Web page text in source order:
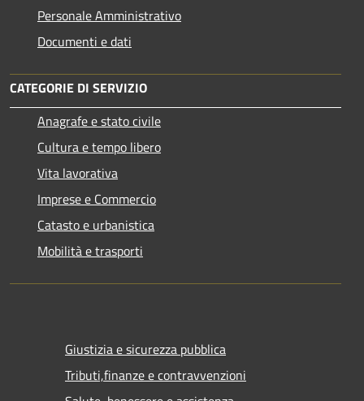
Personale Amministrativo
Documenti e dati
CATEGORIE DI SERVIZIO
Anagrafe e stato civile
Cultura e tempo libero
Vita lavorativa
Imprese e Commercio
Catasto e urbanistica
Mobilità e trasporti
Giustizia e sicurezza pubblica
Tributi,finanze e contravvenzioni